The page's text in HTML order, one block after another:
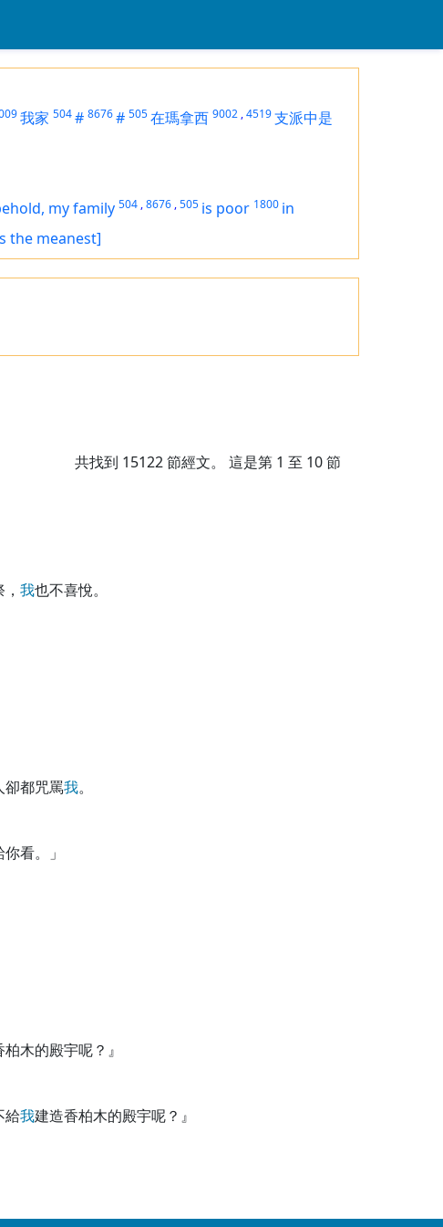
我家 504# 8676# 505在瑪拿西 9002 ,4519支派中是
my family 504 ,8676 ,505 is poor 1800 in
the meanest]
共找到 15122節經文。 這是第 1 至 10 節
我也不喜悅。
卻都咒罵我。
看。」
木的殿宇呢？』
給我建造香柏木的殿宇呢？』